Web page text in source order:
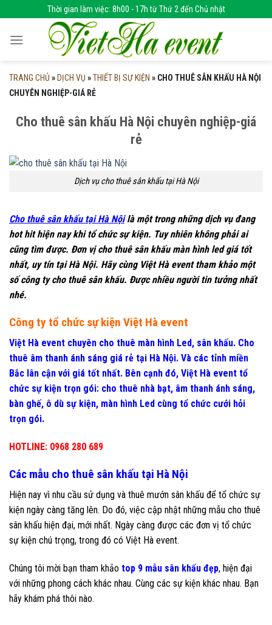
to
content
Thời gian làm việc: 8h00 - 17h từ Thứ 2 đến Chủ nhật
TRANG CHỦ » DỊCH VỤ »THIẾT BỊ SỰ KIỆN » CHO THUÊ SÂN KHẤU HÀ NỘI
CHUYÊN NGHIỆP-GIÁ RẺ
Cho thuê sân khấu Hà Nội chuyên nghiệp-giá
rẻ
Dịch vụ cho thuê sân khấu tại Hà Nội
Cho thuê sân khấu tại Hà Nộilà một trong những dịch vụ đang
hot hit hiện nay khi tổ chức sự kiện. Tuy nhiên không phải ai
cũng tìm được. Đơn vị cho thuê sân khấu màn hình led giá tốt
nhất, uy tín tại Hà Nội. Hãy cùng Việt Hà event tham khảo một
số công ty cho thuê sân khấu. Được nhiều người tin tưởng nhất
nhé.
Công ty tổ chức sự kiện Việt Hà event
Việt Hà event chuyên cho thuê màn hình Led, sân khấu. Cho
thuê âm thanh ánh sáng giá rẻ tại Hà Nội. Và các tỉnh miền
Bắc lân cận với giá tốt nhất. Bên cạnh đó, Việt Hà event tổ
chức sự kiện trọn gói: cho thuê nhà bạt, âm thanh ánh sáng,
bàn ghế, ô dù sự kiện, màn hình Led cùng tổ chức cưới hỏi
trọn gói.
HOTLINE: 0968 280 689
Các mẫu cho thuê sân khấu tại Hà Nội
Hiện nay vì nhu cầu sử dụng và thuê mướn sân khấu để tổ chức sự
kiện ngày càng tăng lên. Do đó, việc cập nhật những mẫu cho thuê
sân khấu hiện đại, mới nhất. Ngày càng được các đơn vị tổ chức
sự kiện chú trọng, trong đó có Việt Hà event.
Chúng tôi mời bạn tham khảo top 9 mẫu sân khấu đẹp, hiện đại
với những phong cách khác nhau. Cùng các sự kiện khác nhau. Bạn
hãy khám phá thôi nào.